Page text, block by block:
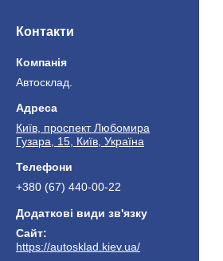
Контакти
Автосклад.
Київ, проспект Любомира
Гузара, 15, Київ, Україна
+380 (67) 440-00-22
https://autosklad.kiev.ua/